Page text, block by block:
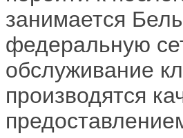
занимается
федеральную
обслуживание
производятся